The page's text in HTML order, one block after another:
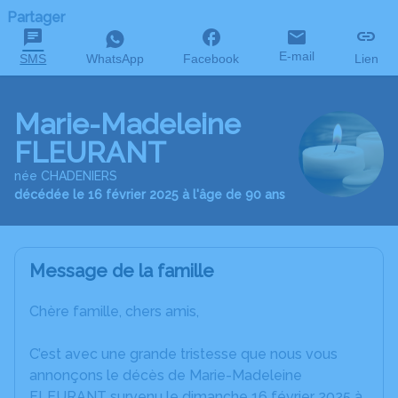
Partager
SMS WhatsApp Facebook E-mail Lien
Marie-Madeleine
FLEURANT
née CHADENIERS
décédée le 16 février 2025 à l'âge de 90 ans
Message de la famille
Chère famille, chers amis,
C’est avec une grande tristesse que nous vous
annonçons le décès de Marie-Madeleine